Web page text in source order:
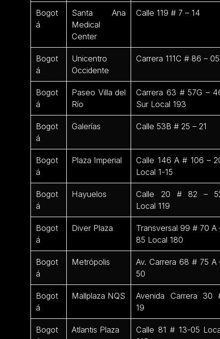
Bogot
á
Santa Ana
Medical
Center
Calle 119 # 7 – 14
Bogot
á
Unicentro
Occidente
Carrera 111C # 86 – 05
Bogot
á
Paseo Villa del
Río
Carrera 63 # 57G –
Sur Local 193
Bogot
á
Galerías Calle 53B # 25 – 21
Bogot
á
Plaza Imperial
Calle 146 A # 106 –
Local 1-15
Bogot
á
Hayuelos
Calle 20 # 82 –
Local 119
Bogot
á
Diver Plaza
Transversal 99 # 70 A
85 Local 180
Bogot
á
Metrópolis
Av. Carrera 68 # 75 A
50
Bogot
á
Mallplaza NQS
Avenida Carrera 30
19
Bogot
Atlantis Plaza
Calle 81 # 13-05